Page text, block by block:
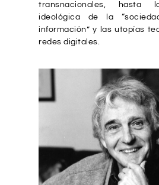
transnacionales, hasta
ideológica de la
información” y las utopías
redes digitales.